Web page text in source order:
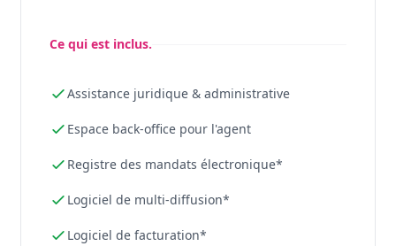
Ce qui est inclus.
Assistance juridique & administrative
Espace back-office pour l'agent
Registre des mandats électronique*
Logiciel de multi-diffusion*
Logiciel de facturation*